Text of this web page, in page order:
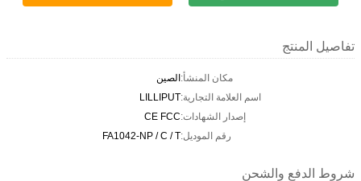
تفاصيل المنتج
مكان المنشأ: الصين
اسم العلامة التجارية:LILLIPUT
إصدار الشهادات:CE FCC
رقم الموديل:FA1042-NP / C / T
شروط الدفع والشحن